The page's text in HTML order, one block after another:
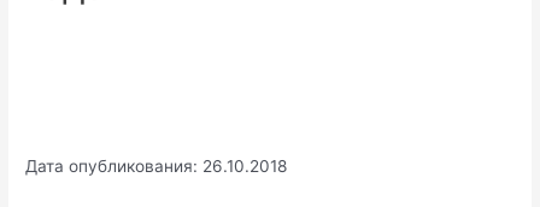
Дата опубликования: 26.10.2018